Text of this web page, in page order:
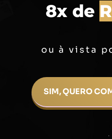
8x de
ou à vista
SIM, QUERO